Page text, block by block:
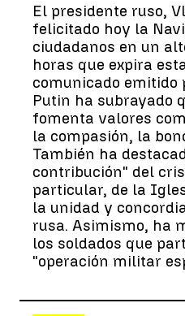
El presidente ruso,
felicitado hoy la
ciudadanos en un
horas que expira
comunicado emitido
Putin ha subrayado
fomenta valores
la compasión, la
También ha
contribución" del
particular, de la
la unidad y
rusa. Asimismo, ha
los soldados que
"operación militar